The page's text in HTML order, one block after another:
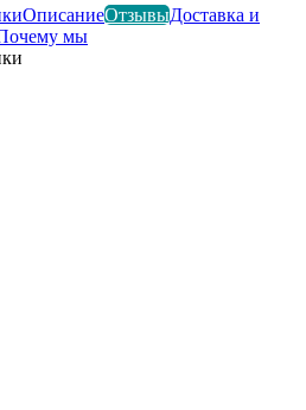
ОписаниеОтзывыДоставка и
мы